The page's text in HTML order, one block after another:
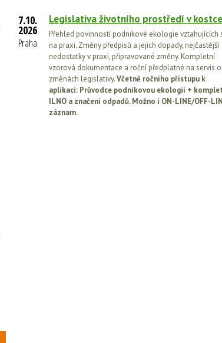
7.10.
2026
Praha
Legislativa životního prostředí v kostce
Přehled povinností podnikové ekologie vztahujících
na praxi. Změny předpisů a jejich dopady, nejčastější
nedostatky v praxi, připravované změny. Kompletní
vzorová dokumentace a roční předplatné na servis o
změnách legislativy.Včetně ročního přístupu k
aplikaci: Průvodce podnikovou ekologií + komplet
ILNO a značení odpadů. Možno i ON-LINE/OFF-
záznam.